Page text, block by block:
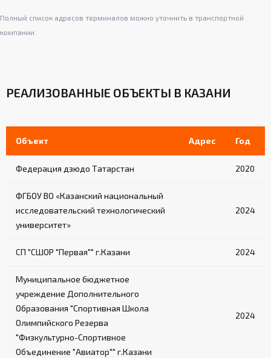
Полный список адресов терминалов можно уточнить в транспортной
компании.
РЕАЛИЗОВАННЫЕ ОБЪЕКТЫ В КАЗАНИ
Объект Адрес Год
Федерация дзюдо Татарстан 2020
ФГБОУ ВО «Казанский национальный
исследовательский технологический
университет»
2024
СП "СШОР "Первая"" г.Казани 2024
Муниципальное бюджетное
учреждение Дополнительного
Образования "Спортивная Школа
Олимпийского Резерва
"Физкультурно-Спортивное
Объединение "Авиатор"" г.Казани
2024